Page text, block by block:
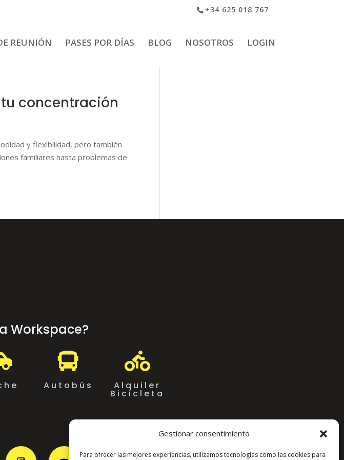
Gestionar consentimiento
Para ofrecer las mejores experiencias, utilizamos tecnologías como las cookies para
+34 625 018 767
REUNIÓN PASES POR DÍAS BLOG NOSOTROS LOGIN
concentración
y flexibilidad, pero también
familiares hasta problemas de
Workspace?

Autobús

Alquiler
Bicicleta